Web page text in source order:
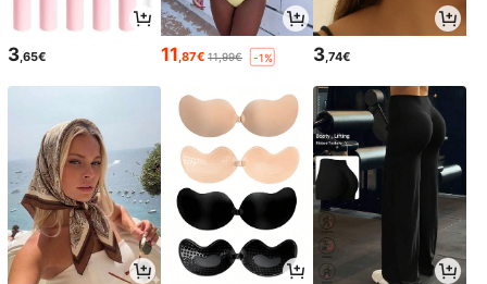
3 ,65€ 11 ,87€ 11,99€ -1% 3 ,74€